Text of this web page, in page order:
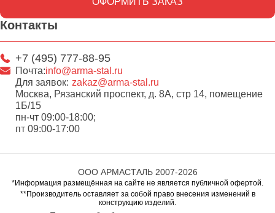
Контакты
+7 (495) 777-88-95
Почта:info@arma-stal.ru
Для заявок: zakaz@arma-stal.ru
Москва, Рязанский проспект, д. 8А, стр 14, помещение
1Б/15
пн-чт 09:00-18:00;
пт 09:00-17:00
ООО АРМАСТАЛЬ 2007-2026
*Информация размещённая на сайте не является публичной офертой.
**Производитель оставляет за собой право внесения изменений в
конструкцию изделий.